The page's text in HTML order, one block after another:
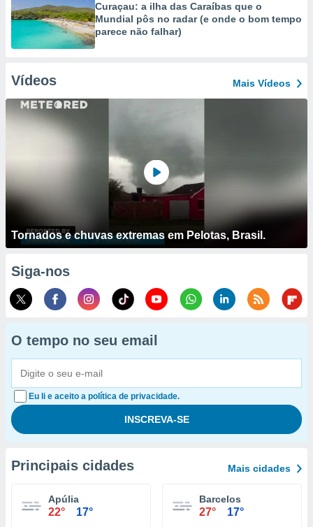
Curaçau: a ilha das Caraíbas que o
Mundial pôs no radar (e onde o bom tempo
parece não falhar)
Vídeos Mais Vídeos
Tornados e chuvas extremas em Pelotas, Brasil.
Siga-nos
O tempo no seu email
Eu li e aceito a política de privacidade.
Principais cidades Mais cidades
Apúlia
22° 17°
Barcelos
27° 17°